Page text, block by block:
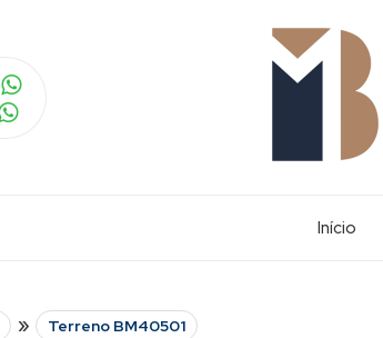
Início
» Terreno BM40501